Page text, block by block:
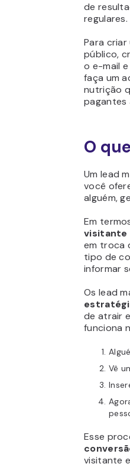
de
regulares.
Para
público,
o e-mail
faça um
nutrição
pagantes
O
Um lead
você
alguém,
Em
visitante
em troca
tipo de
informar
Os lead
de atrair
funciona
Vê
Esse
visitante